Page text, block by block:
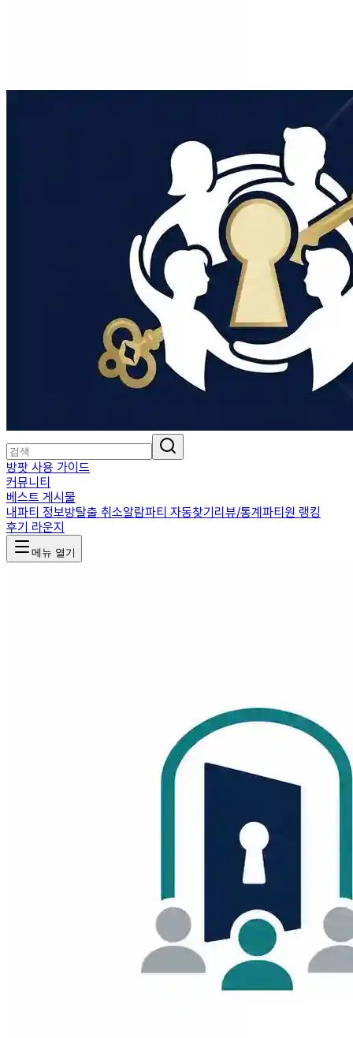
방팟 사용 가이드
커뮤니티
베스트 게시물
내파티 정보방탈출 취소알람파티 자동찾기리뷰/통계파티원 랭킹
후기 라운지
메뉴 열기